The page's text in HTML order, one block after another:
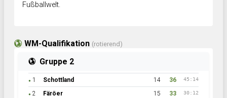
Fußballwelt.
WM-Qualifikation (rotierend)
Gruppe 2
● 1 Schottland 14 36 45:14
● 2 Färöer 15 33 30:12